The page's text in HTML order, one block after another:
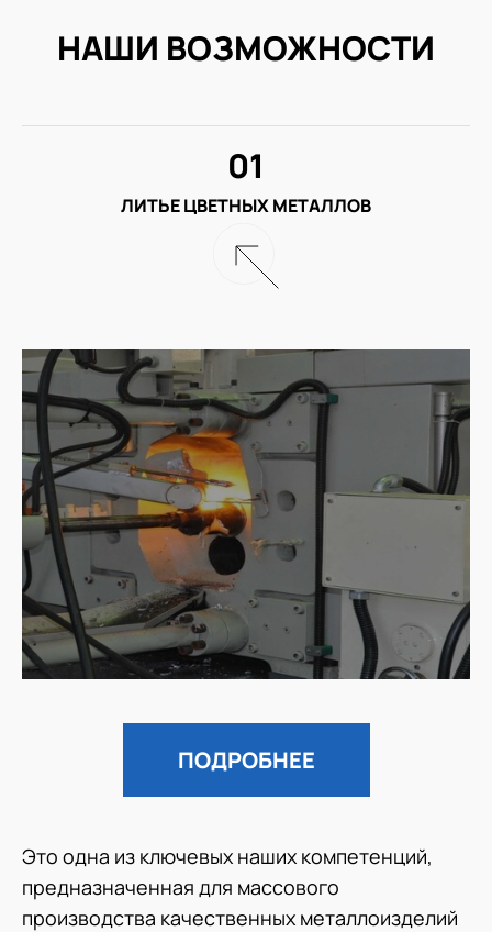
НАШИ ВОЗМОЖНОСТИ
ЛИТЬЕ ЦВЕТНЫХ МЕТАЛЛОВ
01
ПОДРОБНЕЕ
Это одна из ключевых наших компетенций,
предназначенная для массового
производства качественных металлоизделий